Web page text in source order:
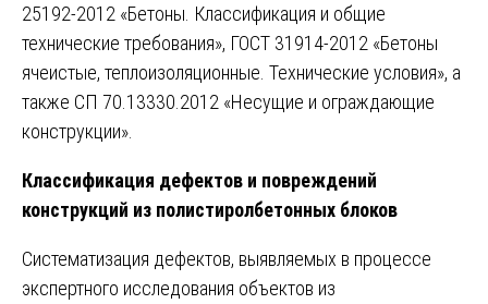
25192-2012 «Бетоны. Классификация и общие
технические требования», ГОСТ 31914-2012 «Бетоны
ячеистые, теплоизоляционные. Технические условия», а
также СП 70.13330.2012 «Несущие и ограждающие
конструкции».
Классификация дефектов и повреждений
конструкций из полистиролбетонных блоков
Систематизация дефектов, выявляемых в процессе
экспертного исследования объектов из